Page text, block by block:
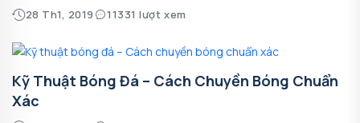
28 Th1, 2019 11331 lượt xem
Kỹ Thuật Bóng Đá – Cách Chuyền Bóng Chuẩn
Xác